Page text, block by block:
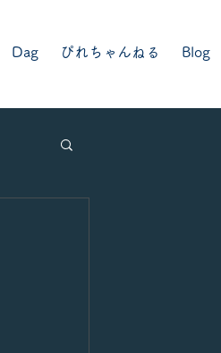
Dag ぴれちゃんねる Blog